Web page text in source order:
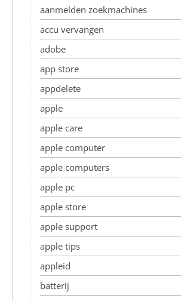
aanmelden zoekmachines
accu vervangen
adobe
app store
appdelete
apple
apple care
apple computer
apple computers
apple pc
apple store
apple support
apple tips
appleid
batterij